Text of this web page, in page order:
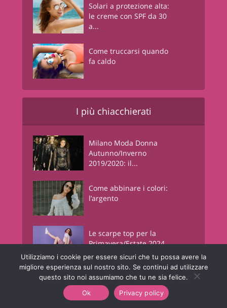
Solari a protezione alta:
le creme con SPF da 30
a...
Come truccarsi quando
fa caldo
I più chiacchierati
Milano Moda Donna
Autunno/Inverno
2019/2020: il...
Come abbinare i colori:
l’argento
Le scarpe top per la
Primavera/Estate 2024
Come abbinare il
verde: 10 idee brillanti
Utilizziamo i cookie per essere sicuri che tu possa avere la
migliore esperienza sul nostro sito. Se continui ad utilizzare
questo sito noi assumiamo che tu ne sia felice.
Ok
Privacy policy